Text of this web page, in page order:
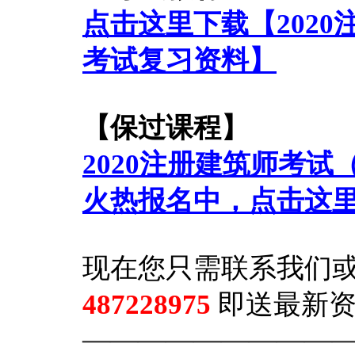
点击这里下载【2020
考试复习资料】
【保过课程】
2020注册建筑师考试
火热报名中，点击这
现在您只需联系我们
487228975 即送最新